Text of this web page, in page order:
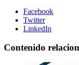
Facebook
Twitter
LinkedIn
Contenido